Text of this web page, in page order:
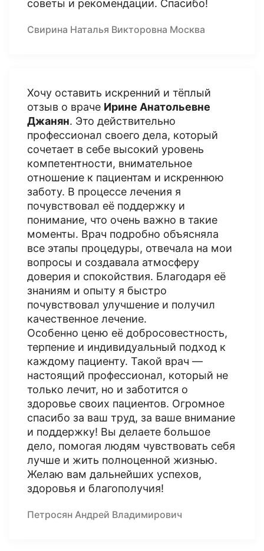
советы и рекомендации. Спасибо!
Свирина Наталья Викторовна Москва
Хочу оставить искренний и тёплый
отзыв о враче Ирине Анатольевне
Джанян. Это действительно
профессионал своего дела, который
сочетает в себе высокий уровень
компетентности, внимательное
отношение к пациентам и искреннюю
заботу. В процессе лечения я
почувствовал её поддержку и
понимание, что очень важно в такие
моменты. Врач подробно объясняла
все этапы процедуры, отвечала на мои
вопросы и создавала атмосферу
доверия и спокойствия. Благодаря её
знаниям и опыту я быстро
почувствовал улучшение и получил
качественное лечение.
Особенно ценю её добросовестность,
терпение и индивидуальный подход к
каждому пациенту. Такой врач —
настоящий профессионал, который не
только лечит, но и заботится о
здоровье своих пациентов. Огромное
спасибо за ваш труд, за ваше внимание
и поддержку! Вы делаете большое
дело, помогая людям чувствовать себя
лучше и жить полноценной жизнью.
Желаю вам дальнейших успехов,
здоровья и благополучия!
Петросян Андрей Владимирович